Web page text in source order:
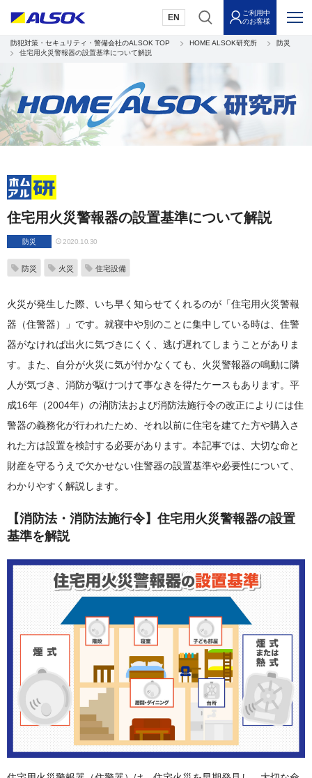
EN
ご利用中
のお客様
防犯対策・セキュリティ・警備会社のALSOK TOP HOME ALSOK研究所
防災
住宅用火災警報器の設置基準について解説
住宅用火災警報器の設置基準について解説
防災 2020.10.30
防災 火災 住宅設備
火災が発生した際、いち早く知らせてくれるのが「住宅用火災警報
器（住警器）」です。就寝中や別のことに集中している時は、住警
器がなければ出火に気づきにくく、逃げ遅れてしまうことがありま
す。また、自分が火災に気が付かなくても、火災警報器の鳴動に隣
人が気づき、消防が駆けつけて事なきを得たケースもあります。平
成16年（2004年）の消防法および消防法施行令の改正によりには住
警器の義務化が行われたため、それ以前に住宅を建てた方や購入さ
れた方は設置を検討する必要があります。本記事では、大切な命と
財産を守るうえで欠かせない住警器の設置基準や必要性について、
わかりやすく解説します。
【消防法・消防法施行令】住宅用火災警報器の設置
基準を解説